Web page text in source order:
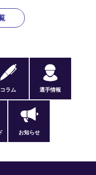
コラム 選手情報
お知らせ